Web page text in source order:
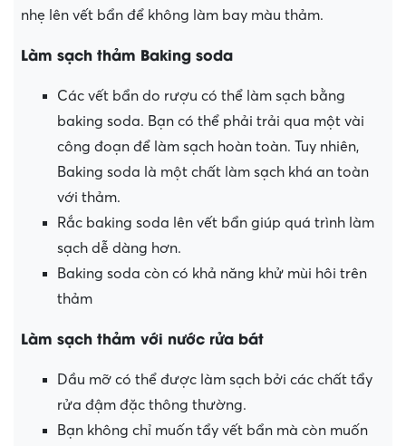
nhẹ lên vết bẩn để không làm bay màu thảm.
Làm sạch thảm Baking soda
Các vết bẩn do rượu có thể làm sạch bằng
baking soda. Bạn có thể phải trải qua một vài
công đoạn để làm sạch hoàn toàn. Tuy nhiên,
Baking soda là một chất làm sạch khá an toàn
với thảm.
Rắc baking soda lên vết bẩn giúp quá trình làm
sạch dễ dàng hơn.
Baking soda còn có khả năng khử mùi hôi trên
thảm
Làm sạch thảm với nước rửa bát
Dầu mỡ có thể được làm sạch bởi các chất tẩy
rửa đậm đặc thông thường.
Bạn không chỉ muốn tẩy vết bẩn mà còn muốn